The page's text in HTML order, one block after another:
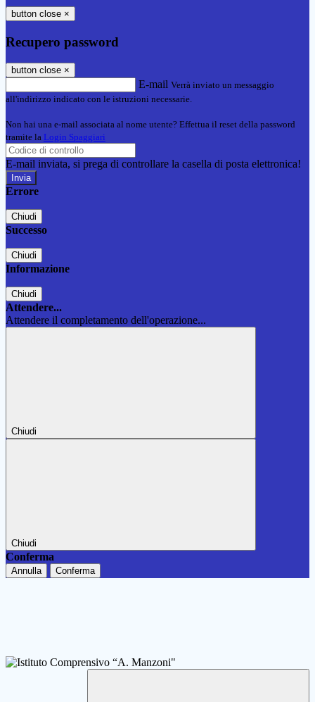
button close ×
Recupero password
button close ×
E-mail Verrà inviato un messaggio
all'indirizzo indicato con le istruzioni necessarie.
Non hai una e-mail associata al nome utente? Effettua il reset della password
tramite la Login Spaggiari
E-mail inviata, si prega di controllare la casella di posta elettronica!
Errore
Chiudi
Successo
Chiudi
Informazione
Chiudi
Attendere...
Attendere il completamento dell'operazione...
Chiudi
Chiudi
Conferma
Annulla Conferma